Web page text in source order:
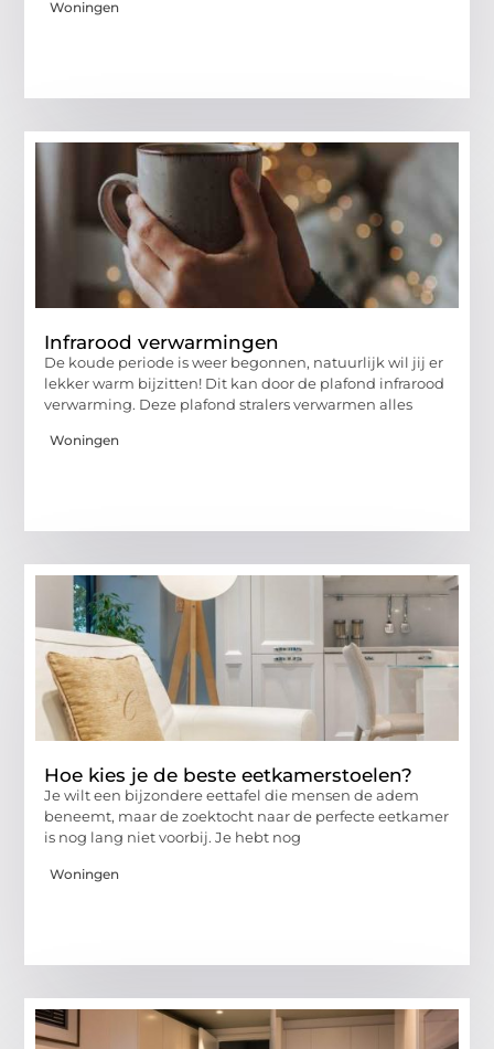
Woningen
Infrarood verwarmingen
De koude periode is weer begonnen, natuurlijk wil jij er
lekker warm bijzitten! Dit kan door de plafond infrarood
verwarming. Deze plafond stralers verwarmen alles
Woningen
Hoe kies je de beste eetkamerstoelen?
Je wilt een bijzondere eettafel die mensen de adem
beneemt, maar de zoektocht naar de perfecte eetkamer
is nog lang niet voorbij. Je hebt nog
Woningen